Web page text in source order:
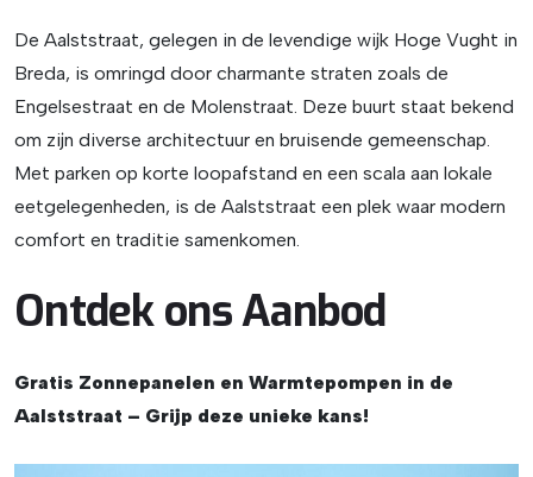
De Aalststraat, gelegen in de levendige wijk Hoge Vught in
Breda, is omringd door charmante straten zoals de
Engelsestraat en de Molenstraat. Deze buurt staat bekend
om zijn diverse architectuur en bruisende gemeenschap.
Met parken op korte loopafstand en een scala aan lokale
eetgelegenheden, is de Aalststraat een plek waar modern
comfort en traditie samenkomen.
Ontdek ons Aanbod
Gratis Zonnepanelen en Warmtepompen in de
Aalststraat – Grijp deze unieke kans!